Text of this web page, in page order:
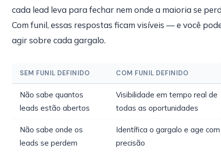
cada lead leva para fechar nem onde a maioria se
Com funil, essas respostas ficam visíveis — e você
agir sobre cada gargalo.
SEM FUNIL DEFINIDO COM FUNIL DEFINIDO
Não sabe quantos
leads estão abertos
Visibilidade em tempo real de
todas as oportunidades
Não sabe onde os
leads se perdem
Identífica o gargalo e age com
precisão